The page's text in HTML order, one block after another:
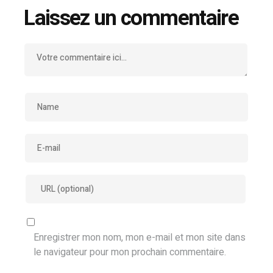
Laissez un commentaire
Enregistrer mon nom, mon e-mail et mon site dans
le navigateur pour mon prochain commentaire.